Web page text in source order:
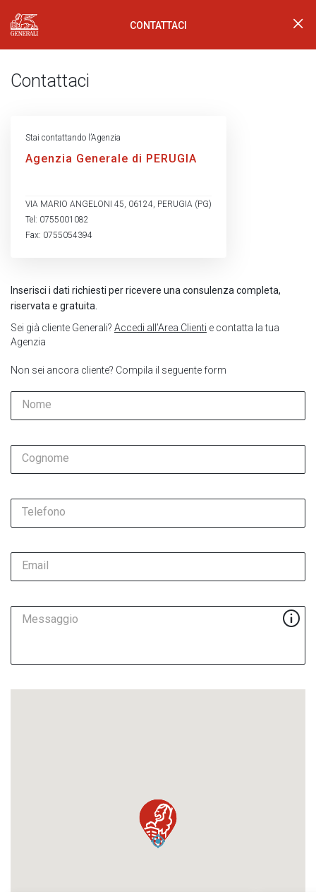
Generali Logo CONTATTACI
Contattaci
Inserisci i dati richiesti per ricevere una consulenza completa,
riservata e gratuita.
Sei già cliente Generali? Accedi all’Area Clienti e contatta la tua
Agenzia
Non sei ancora cliente? Compila il seguente form
Nome
Cognome
Telefono
Email
Messaggio
Stai contattando l’Agenzia
Agenzia Generale di PERUGIA
VIA MARIO ANGELONI 45, 06124, PERUGIA (PG)
Tel: 0755001082
Fax: 0755054394